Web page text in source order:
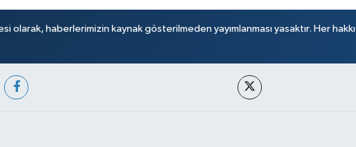
olarak, haberlerimizin kaynak gösterilmeden yayımlanması yasaktır. Her hakkı